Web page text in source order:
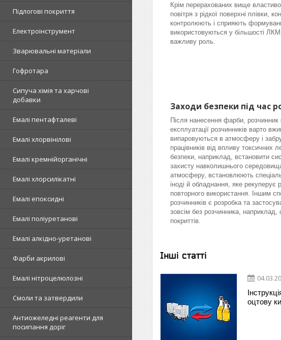
Підлогові покриття
Електроінструмент
Зварювальні матеріали
Гофротара
Сипуча хімія та харчові
добавки
Емалі пентафталеві
Емалі хлорвінілові
Емалі кремнійорганічні
Емалі хлорсилікатні
Емалі епоксидні
Емалі поліуретанові
Емалі алкідно-уретанові
Фарби акрилові
Емалі нітроцелюлозні
Смоли та затвердили
Антиожеледні реагенти для
посипання доріг
Крім перерахованих вище
повітря з рідкої поверхні плівки,
контролюють і сприяють
використовуються у більшості
важливу роль.
Заходи безпеки під час
Після нанесення фарби,
експлуатації розчинників варто
випаровуються в атмосферу і
працівників від впливу токсичних
безпеки, наприклад, встановити
захисту навколишнього
атмосферу, встановлюють
іноді й обладнання, яке
повторного використання. Іншим
розчинників є розробка та
зовсім без розчинника,
покриттів.
Інші статті
оцтову